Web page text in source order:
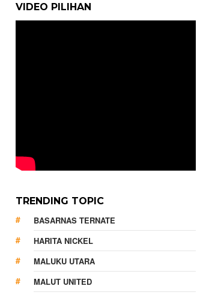
VIDEO PILIHAN
TRENDING TOPIC
BASARNAS TERNATE
HARITA NICKEL
MALUKU UTARA
MALUT UNITED